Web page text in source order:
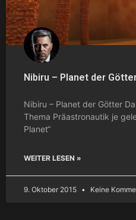
Nibiru – Planet der
Nibiru – Planet der Götter
Thema Präastronautik je
Planet“
WEITER LESEN »
9. Oktober 2015 Keine